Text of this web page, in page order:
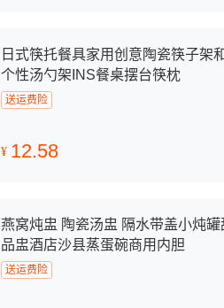
日式筷托餐具家用创意陶瓷筷子架
个性汤勺架INS餐桌摆台筷枕
送运费险
¥ 12.58
燕窝炖盅 陶瓷汤盅 隔水带盖小炖罐
品盅酒店沙县蒸蛋碗商用内胆
送运费险